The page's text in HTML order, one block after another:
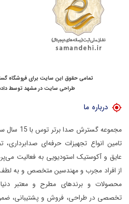
تمامی حقوق این سایت برای فروشگاه
طراحی سایت در مشهد توسط
درباره ما
مجموعه
تامین انواع تجهیزات حرفه‌ای صدابرداری،
عایق و آکوستیک استودیویی به فعالیت
محصولات و برندهای مطرح و معتبر دنیا
تخصصی در طراحی، فروش و پشتیبانی،